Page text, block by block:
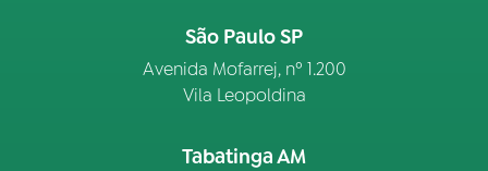
São Paulo SP
Avenida Mofarrej, nº 1.200
Vila Leopoldina
Tabatinga AM